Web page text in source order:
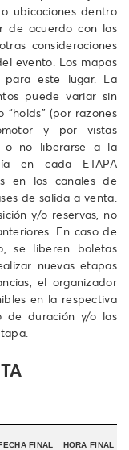
ubicaciones dentro
de acuerdo con las
consideraciones
evento. Los mapas
para este lugar. La
puede variar sin
“holds” (por razones
y por vistas
o no liberarse a la
en cada ETAPA
en los canales de
de salida a venta.
y/o reservas, no
En caso de
se liberen boletas
nuevas etapas
el organizador
en la respectiva
de duración y/o las
FINAL HORA FINAL